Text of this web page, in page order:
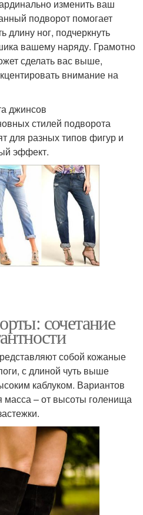
изменить ваш
подворот помогает
длину ног, подчеркнуть
вашему наряду. Грамотно
сделать вас выше,
внимание на
джинсов
стилей подворота
для разных типов фигур и
эффект.
сочетание
собой кожаные
с длиной чуть выше
каблуком. Вариантов
масса – от высоты голенища